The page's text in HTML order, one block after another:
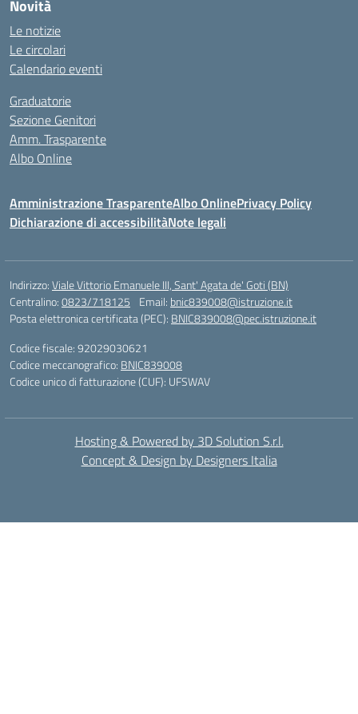
Novità
Le notizie
Le circolari
Calendario eventi
Graduatorie
Sezione Genitori
Amm. Trasparente
Albo Online
Amministrazione TrasparenteAlbo OnlinePrivacy Policy
Dichiarazione di accessibilitàNote legali
Indirizzo:Viale Vittorio Emanuele III, Sant' Agata de' Goti (BN)
Centralino:0823/718125 Email: bnic839008@istruzione.it
Posta elettronica certificata (PEC): BNIC839008@pec.istruzione.it
Codice fiscale: 92029030621
Codice meccanografico: BNIC839008
Codice unico di fatturazione (CUF): UFSWAV
Hosting & Powered by 3D Solution S.r.l.
Concept & Design by Designers Italia